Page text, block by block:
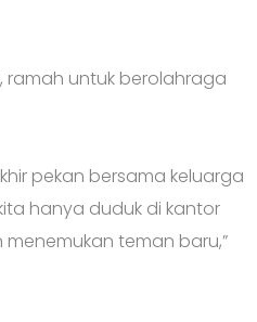
ramah untuk berolahraga
pekan bersama keluarga
hanya duduk di kantor
teman baru,”